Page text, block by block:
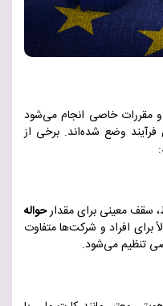
مقررات خاصی انجام می‌شود
وضع شده‌اند. برخی از
:
سقف معینی برای مقدارحواله
برای افراد و شرکت‌ها متفاوت
تنظیم می‌شود.